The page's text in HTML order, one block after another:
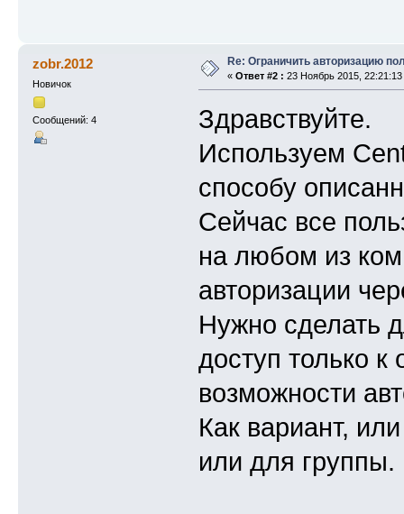
zobr.2012
Новичок
Сообщений: 4
Re: Ограничить авторизацию
« Ответ #2 : 23 Ноябрь 2015, 22:21:13
Здравствуйте.
Используем
способу
Сейчас все
на любом из
авторизации
Нужно сделать
доступ только
возможности
Как вариант,
или для группы.